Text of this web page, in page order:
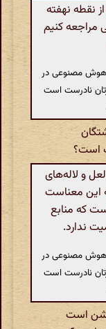
نقطه نهفته
مراجعه کنیم
هوش مصنوعی در
نادرست است
است؟
و لاله‌های
این معناست
که منابع
ندارد.
هوش مصنوعی در
نادرست است
است